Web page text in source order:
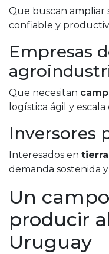
Que buscan ampliar
confiable y
Empresas
Que necesitan
logística ágil y
Inversores
Interesados en
demanda sostenida
Un
producir
Uruguay